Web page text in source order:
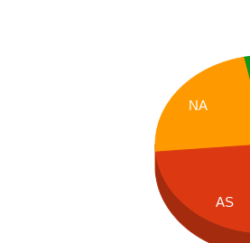
NA
AS